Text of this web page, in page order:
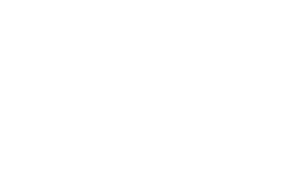
daugiau autorių“